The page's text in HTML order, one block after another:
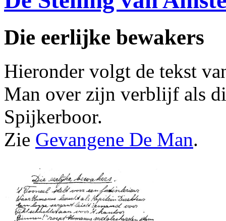
Die eerlijke bewakers
Hieronder volgt de tekst
Man over zijn verblijf als
Spijkerboor.
Zie Gevangene De Man.